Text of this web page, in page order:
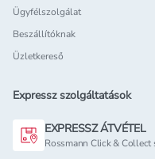
Ügyfélszolgálat
Beszállítóknak
Üzletkereső
Expressz szolgáltatások
EXPRESSZ ÁTVÉTEL
Rossmann Click & Collect